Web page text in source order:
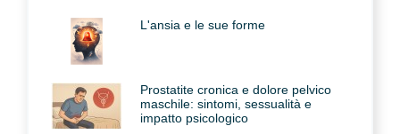
L'ansia e le sue forme
Prostatite cronica e dolore pelvico
maschile: sintomi, sessualità e
impatto psicologico